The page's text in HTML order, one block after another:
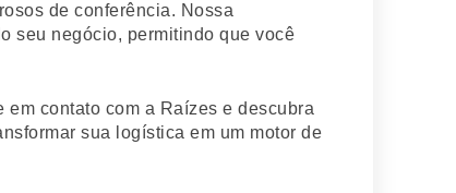
de conferência. Nossa
seu negócio, permitindo que você
em contato com a Raízes e descubra
sua logística em um motor de